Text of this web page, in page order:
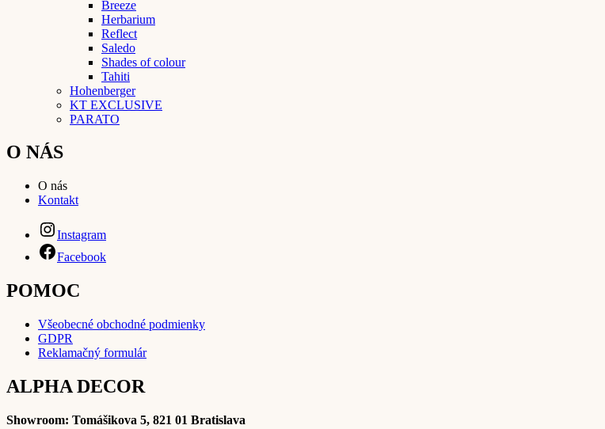
Breeze
Herbarium
Reflect
Saledo
Shades of colour
Tahiti
Hohenberger
KT EXCLUSIVE
PARATO
O NÁS
O nás
Kontakt
Instagram
Facebook
POMOC
Všeobecné obchodné podmienky
GDPR
Reklamačný formulár
ALPHA DECOR
Showroom: Tomášikova 5, 821 01 Bratislava